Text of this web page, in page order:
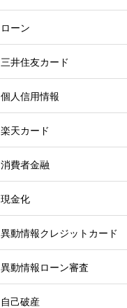
ローン
三井住友カード
個人信用情報
楽天カード
消費者金融
現金化
異動情報クレジットカード
異動情報ローン審査
自己破産